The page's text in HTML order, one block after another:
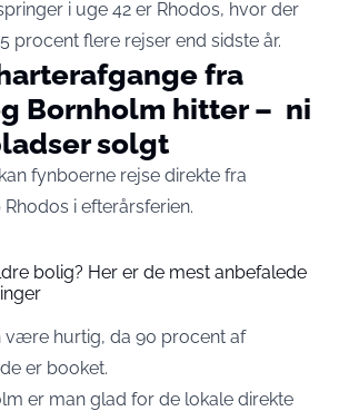
i uge 42 er Rhodos, hvor der
procent flere rejser end sidste år.
fra
Bornholm hitter – ni
solgt
fynboerne rejse direkte fra
i efterårsferien.
bolig? Her er de mest anbefalede
være hurtig, da 90 procent af
er booket.
er man glad for de lokale direkte